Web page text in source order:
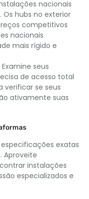
nacionais
Os hubs no exterior
competitivos
nacionais
mais rígido e
Examine seus
de acesso total
verificar se seus
ativamente suas
exatas
Aproveite
instalações
especializados e